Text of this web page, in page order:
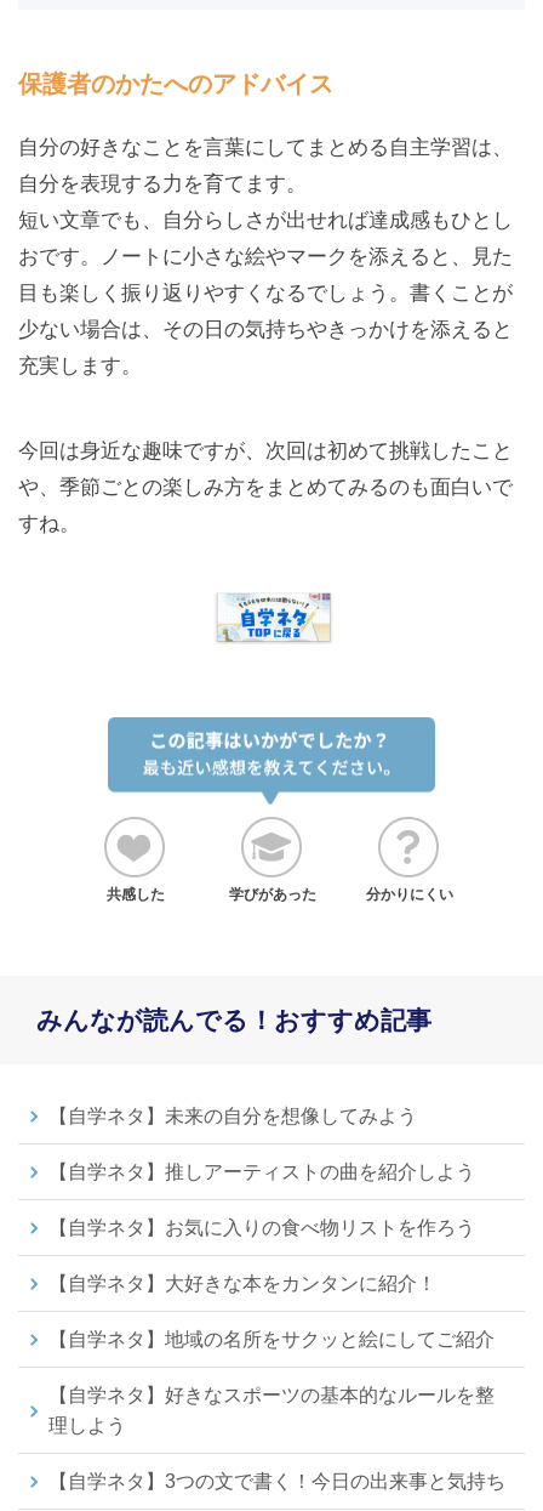
保護者のかたへのアドバイス
自分の好きなことを言葉にしてまとめる自主学習は、
自分を表現する力を育てます。
短い文章でも、自分らしさが出せれば達成感もひとし
おです。ノートに小さな絵やマークを添えると、見た
目も楽しく振り返りやすくなるでしょう。書くことが
少ない場合は、その日の気持ちやきっかけを添えると
充実します。
今回は身近な趣味ですが、次回は初めて挑戦したこと
や、季節ごとの楽しみ方をまとめてみるのも面白いで
すね。
共感した 学びがあった 分かりにくい
みんなが読んでる！おすすめ記事
【自学ネタ】未来の自分を想像してみよう
【自学ネタ】推しアーティストの曲を紹介しよう
【自学ネタ】お気に入りの食べ物リストを作ろう
【自学ネタ】大好きな本をカンタンに紹介！
【自学ネタ】地域の名所をサクッと絵にしてご紹介
【自学ネタ】好きなスポーツの基本的なルールを整
理しよう
【自学ネタ】3つの文で書く！今日の出来事と気持ち